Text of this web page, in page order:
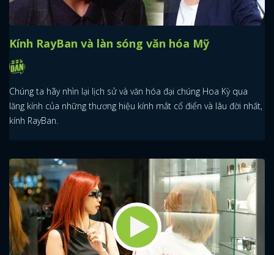
Kính RayBan và làn sóng văn hóa Mỹ
Chúng ta hãy nhìn lại lịch sử và văn hóa đại chúng Hoa Kỳ qua
lăng kính của những thương hiệu kính mắt cổ điển và lâu đời nhất,
kính RayBan.